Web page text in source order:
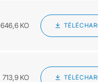
646,6 KO
713,9 KO